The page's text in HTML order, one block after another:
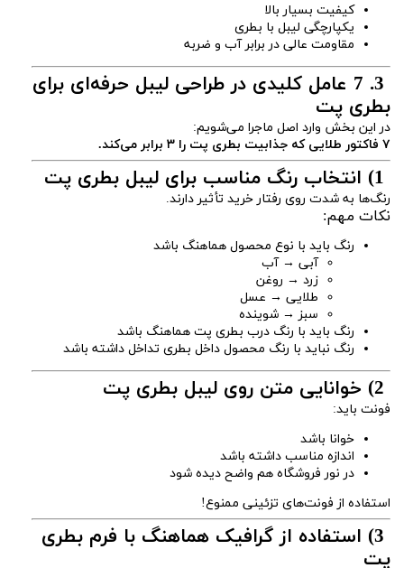
کیفیت بسیار بالا
یکپارچگی لیبل با بطری
مقاومت عالی در برابر آب و ضربه
3. 7 عامل کلیدی در طراحی لیبل حرفه‌ای برای
بطری پت
در این بخش وارد اصل ماجرا می‌شویم:
۷ فاکتور طلایی که جذابیت بطری پت را ۳ برابر می‌کند.
رنگ‌ها به شدت روی رفتار خرید تأثیر دارند.
نکات مهم:
رنگ باید با نوع محصول هماهنگ باشد
آبی → آب
زرد → روغن
طلایی → عسل
سبز → شوینده
رنگ باید با رنگ درب بطری پت هماهنگ باشد
رنگ نباید با رنگ محصول داخل بطری تداخل داشته باشد
فونت باید:
خوانا باشد
اندازه مناسب داشته باشد
در نور فروشگاه هم واضح دیده شود
استفاده از فونت‌های تزئینی ممنوع!
3) استفاده از گرافیک هماهنگ با فرم بطری
پت